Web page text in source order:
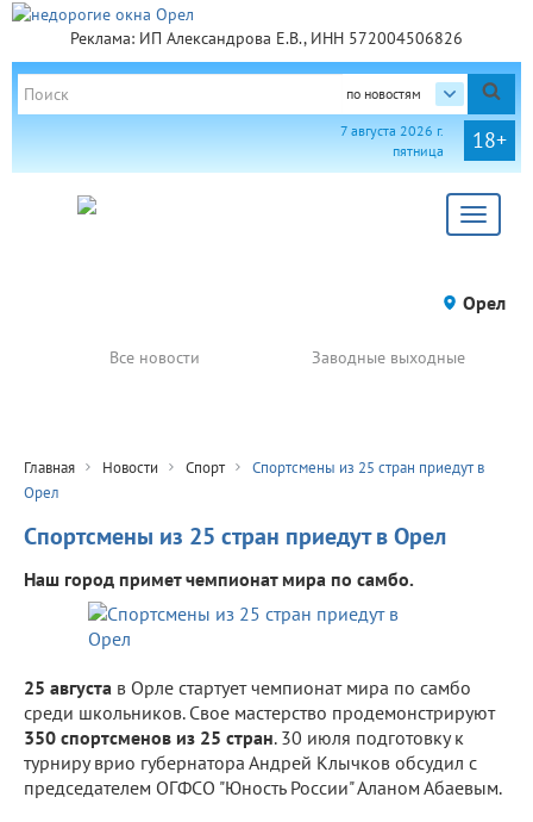
Реклама: ИП Александрова Е.В., ИНН 572004506826
по новостям
18+
7 августа 2026 г.
пятница
Toggle
Орел
Все новости Заводные выходные
Главная Новости Спорт
Спортсмены из 25 стран приедут в
Орел
Спортсмены из 25 стран приедут в Орел
Наш город примет чемпионат мира по самбо.
25 августа в Орле стартует чемпионат мира по самбо
среди школьников. Свое мастерство продемонстрируют
350 спортсменов из 25 стран. 30 июля подготовку к
турниру врио губернатора Андрей Клычков обсудил с
председателем ОГФСО "Юность России" Аланом Абаевым.